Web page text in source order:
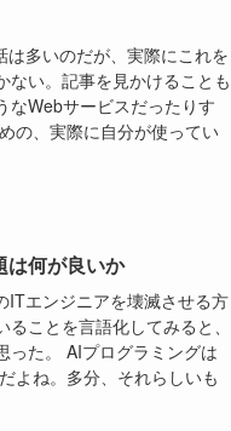
多いのだが、実際にこれを
ない。記事を見かけることも
なWebサービスだったりす
の、実際に自分が使ってい
は何が良いか
ITエンジニアを壊滅させる方
ことを言語化してみると、
った。 AIプログラミングは
よね。多分、それらしいも